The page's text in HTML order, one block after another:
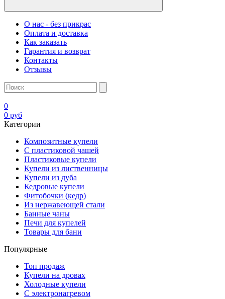
О нас - без прикрас
Оплата и доставка
Как заказать
Гарантия и возврат
Контакты
Отзывы
0
0 руб
Категории
Композитные купели
С пластиковой чашей
Пластиковые купели
Купели из лиственницы
Купели из дуба
Кедровые купели
Фитобочки (кедр)
Из нержавеющей стали
Банные чаны
Печи для купелей
Товары для бани
Популярные
Топ продаж
Купели на дровах
Холодные купели
С электронагревом